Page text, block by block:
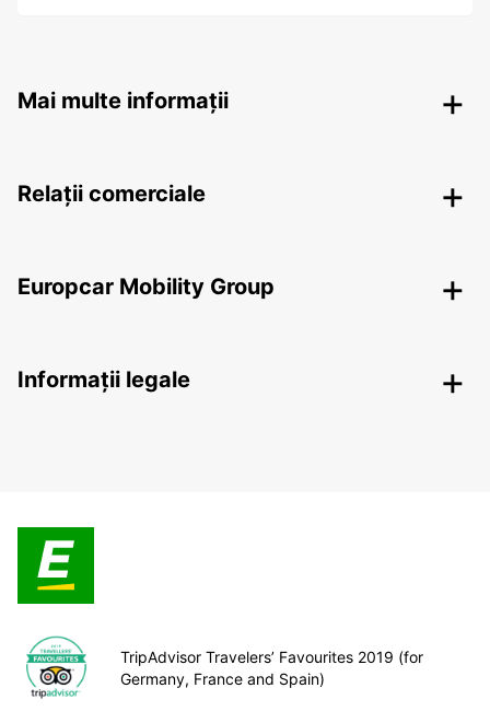
Mai multe informații
Relații comerciale
Europcar Mobility Group
Informații legale
TripAdvisor Travelers’ Favourites 2019 (for
Germany, France and Spain)